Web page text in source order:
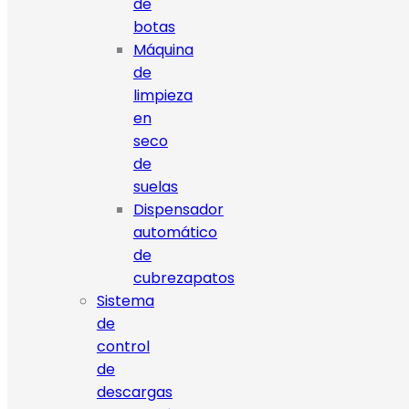
de
botas
Máquina
de
limpieza
en
seco
de
suelas
Dispensador
automático
de
cubrezapatos
Sistema
de
control
de
descargas